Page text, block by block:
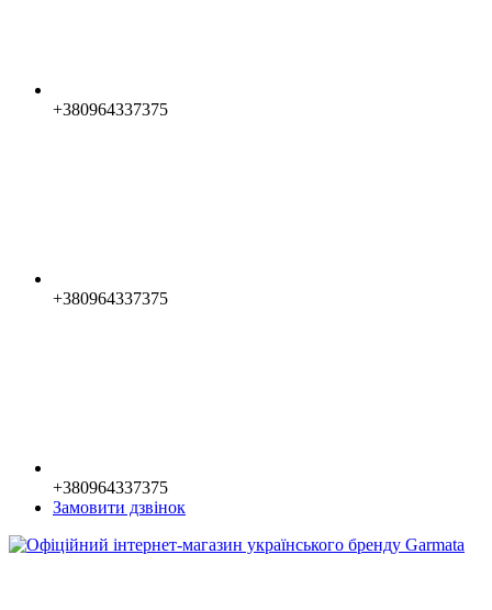
+380964337375
+380964337375
+380964337375
Замовити дзвінок